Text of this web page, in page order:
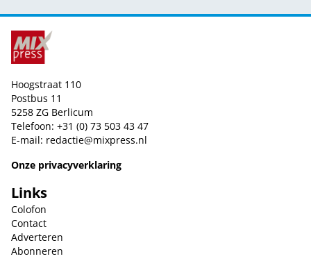
Hoogstraat 110
Postbus 11
5258 ZG Berlicum
Telefoon: +31 (0) 73 503 43 47
E-mail: redactie@mixpress.nl
Onze privacyverklaring
Links
Colofon
Contact
Adverteren
Abonneren